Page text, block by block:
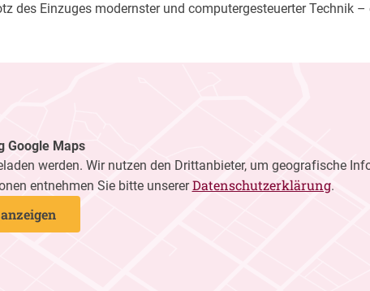
Einzuges modernster und computergesteuerter Technik –
Google Maps
werden. Wir nutzen den Drittanbieter, um geografische
entnehmen Sie bitte unsererDatenschutzerklärung.